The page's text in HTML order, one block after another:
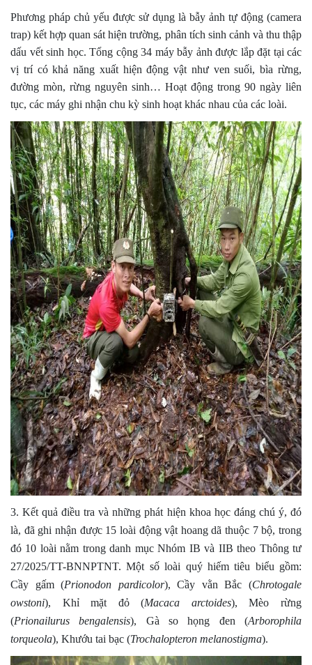
Phương pháp chủ yếu được sử dụng là bẫy ảnh tự động (camera
trap) kết hợp quan sát hiện trường, phân tích sinh cảnh và thu thập
dấu vết sinh học. Tổng cộng 34 máy bẫy ảnh được lắp đặt tại các
vị trí có khả năng xuất hiện động vật như ven suối, bìa rừng,
đường mòn, rừng nguyên sinh… Hoạt động trong 90 ngày liên
tục, các máy ghi nhận chu kỳ sinh hoạt khác nhau của các loài.
3. Kết quả điều tra và những phát hiện khoa học đáng chú ý, đó
là, đã ghi nhận được 15 loài động vật hoang dã thuộc 7 bộ, trong
đó 10 loài nằm trong danh mục Nhóm IB và IIB theo Thông tư
27/2025/TT-BNNPTNT. Một số loài quý hiếm tiêu biểu gồm:
Cầy gấm (Prionodon pardicolor), Cầy vằn Bắc (Chrotogale
owstoni), Khỉ mặt đỏ (Macaca arctoides), Mèo rừng
(Prionailurus bengalensis), Gà so họng đen (Arborophila
torqueola), Khướu tai bạc (Trochalopteron melanostigma).